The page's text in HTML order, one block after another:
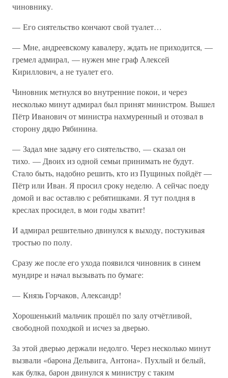
чиновнику.
— Его сиятельство кончают свой туалет…
— Мне, андреевскому кавалеру, ждать не приходится, —
гремел адмирал, — нужен мне граф Алексей
Кириллович, а не туалет его.
Чиновник метнулся во внутренние покои, и через
несколько минут адмирал был принят министром. Вышел
Пётр Иванович от министра нахмуренный и отозвал в
сторону дядю Рябинина.
— Задал мне задачу его сиятельство, — сказал он
тихо. — Двоих из одной семьи принимать не будут.
Стало быть, надобно решить, кто из Пущиных пойдёт —
Пётр или Иван. Я просил сроку неделю. А сейчас поеду
домой и вас оставлю с ребятишками. Я тут полдня в
креслах просидел, в мои годы хватит!
И адмирал решительно двинулся к выходу, постукивая
тростью по полу.
Сразу же после его ухода появился чиновник в синем
мундире и начал вызывать по бумаге:
— Князь Горчаков, Александр!
Хорошенький мальчик прошёл по залу отчётливой,
свободной походкой и исчез за дверью.
За этой дверью держали недолго. Через несколько минут
вызвали «барона Дельвига, Антона». Пухлый и белый,
как булка, барон двинулся к министру с таким